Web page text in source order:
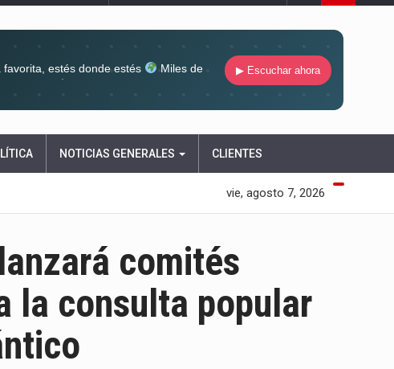
favorita, estés donde estés
Miles de
▶ Escuchar ahora
NOTICIAS GENERALES CLIENTES
vie, agosto 7, 2026
comités
la consulta popular